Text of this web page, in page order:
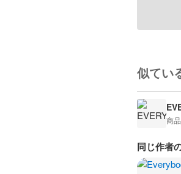
似てい
商
同じ作者